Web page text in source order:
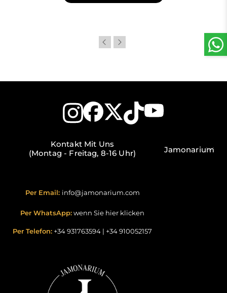
Kontakt Mit Uns
(Montag - Freitag, 8-16 Uhr)
Per Email: info@jamonarium.com
Per WhatsApp:wenn Sie hier klicken
Per Telefon: +34 931763594 | +34 910052157
Jamonarium